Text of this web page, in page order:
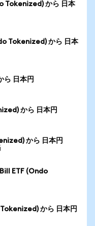
Tokenized) から 日本
Tokenized) から 日本
日本円
から 日本円
から 日本円
ETF (Ondo
から 日本円